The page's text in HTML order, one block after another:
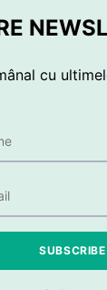
cu
SUBSCRIBE